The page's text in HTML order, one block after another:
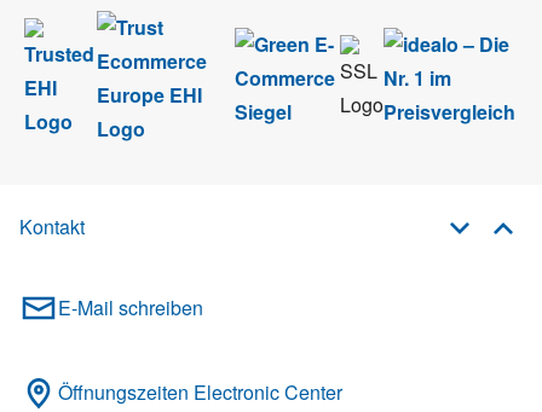
Kontakt
E-Mail schreiben
Öffnungszeiten Electronic Center